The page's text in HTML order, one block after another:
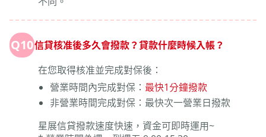
Q10信貸核准後多久會撥款？貸款什麼時候入帳？
在您取得核准並完成對保後：
營業時間內完成對保： 最快1分鐘撥款
非營業時間完成對保：最快次一營業日撥款
星展信貸撥款速度快速，資金可即時運用~